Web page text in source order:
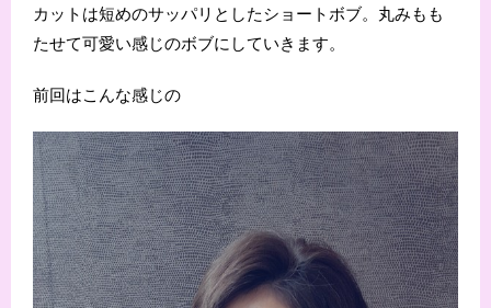
カットは短めのサッパリとしたショートボブ。丸みもも
たせて可愛い感じのボブにしていきます。
前回はこんな感じの